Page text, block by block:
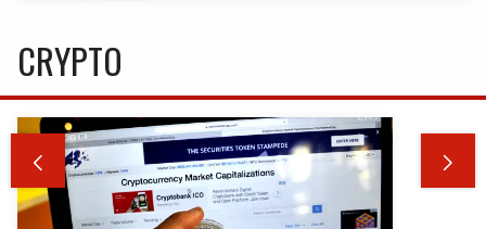
CRYPTO
 